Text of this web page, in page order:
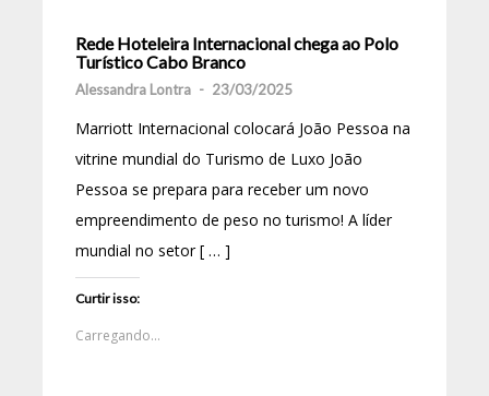
Rede Hoteleira Internacional chega ao Polo
Turístico Cabo Branco
Alessandra Lontra - 23/03/2025
Marriott Internacional colocará João Pessoa na
vitrine mundial do Turismo de Luxo João
Pessoa se prepara para receber um novo
empreendimento de peso no turismo! A líder
mundial no setor [ … ]
Curtir isso:
Carregando...